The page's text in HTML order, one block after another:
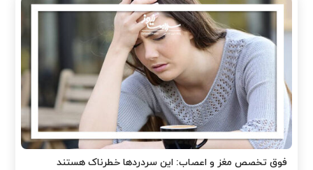
فوق تخصص مغز و اعصاب: این سردردها خطرناک هستند